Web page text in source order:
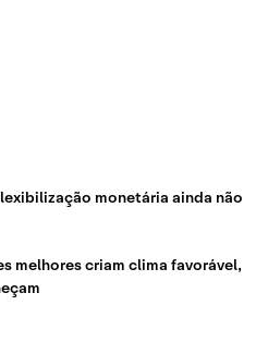
monetária ainda não
melhores criam clima favorável,